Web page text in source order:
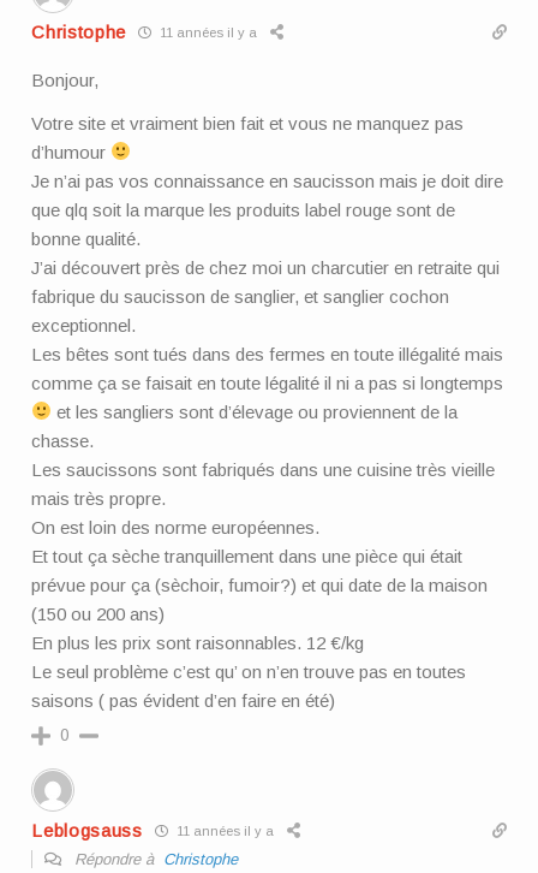
Christophe 11 années il y a
Bonjour,
Votre site et vraiment bien fait et vous ne manquez pas
d’humour
Je n’ai pas vos connaissance en saucisson mais je doit dire
que qlq soit la marque les produits label rouge sont de
bonne qualité.
J’ai découvert près de chez moi un charcutier en retraite qui
fabrique du saucisson de sanglier, et sanglier cochon
exceptionnel.
Les bêtes sont tués dans des fermes en toute illégalité mais
comme ça se faisait en toute légalité il ni a pas si longtemps
et les sangliers sont d’élevage ou proviennent de la
chasse.
Les saucissons sont fabriqués dans une cuisine très vieille
mais très propre.
On est loin des norme européennes.
Et tout ça sèche tranquillement dans une pièce qui était
prévue pour ça (sèchoir, fumoir?) et qui date de la maison
(150 ou 200 ans)
En plus les prix sont raisonnables. 12 €/kg
Le seul problème c’est qu’ on n’en trouve pas en toutes
saisons ( pas évident d’en faire en été)
0
Leblogsauss 11 années il y a
Répondre à Christophe